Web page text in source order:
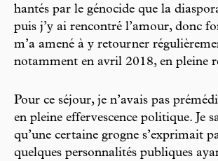
hantés par le génocide que la
puis j’y ai rencontré l’amour, donc
m’a amené à y retourner
notamment en avril 2018, en pleine
Pour ce séjour, je n’avais pas
en pleine effervescence politique. Je
qu’une certaine grogne s’exprimait
quelques personnalités publiques